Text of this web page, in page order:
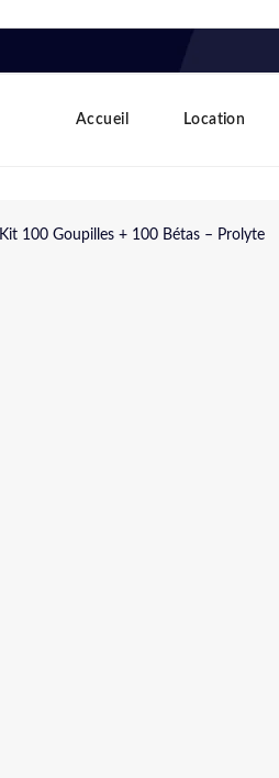
Accueil Location
Kit 100 Goupilles + 100 Bétas – Prolyte